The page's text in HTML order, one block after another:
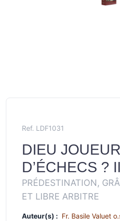
Ref. LDF1031
DIEU JOUEUR
D’ÉCHECS ? II
PRÉDESTINATION,
ET LIBRE ARBITRE
Auteur(s) : Fr. Basile Valuet